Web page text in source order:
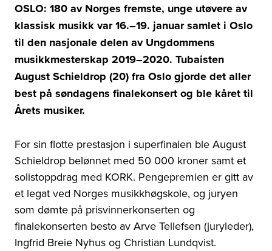
OSLO: 180 av Norges fremste, unge utøvere av
klassisk musikk var 16.–19. januar samlet i Oslo
til den nasjonale delen av Ungdommens
musikkmesterskap 2019–2020. Tubaisten
August Schieldrop (20) fra Oslo gjorde det aller
best på søndagens finalekonsert og ble kåret til
Årets musiker.
For sin flotte prestasjon i superfinalen ble August
Schieldrop belønnet med 50 000 kroner samt et
solistoppdrag med KORK. Pengepremien er gitt av
et legat ved Norges musikkhøgskole, og juryen
som dømte på prisvinnerkonserten og
finalekonserten besto av Arve Tellefsen (juryleder),
Ingfrid Breie Nyhus og Christian Lundqvist.